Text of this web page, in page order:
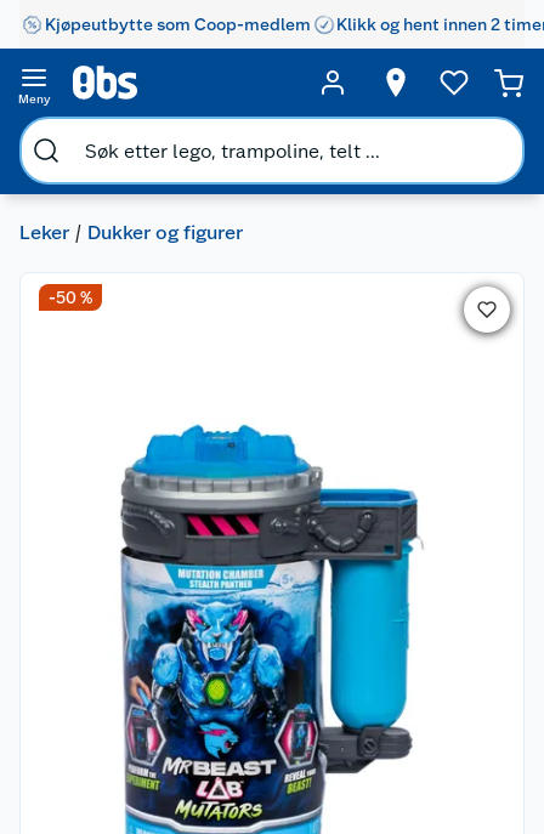
Kjøpeutbytte som Coop-medlem Klikk og hent innen 2
Meny
Leker Dukker og figurer
-50 %